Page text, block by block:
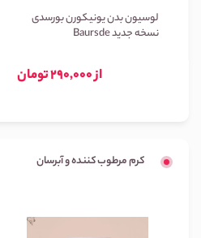
لوسیون بدن یونیکورن بورسدی
نسخه جدید Baursde
از 290,000 تومان
کرم مرطوب کننده و آبرسان